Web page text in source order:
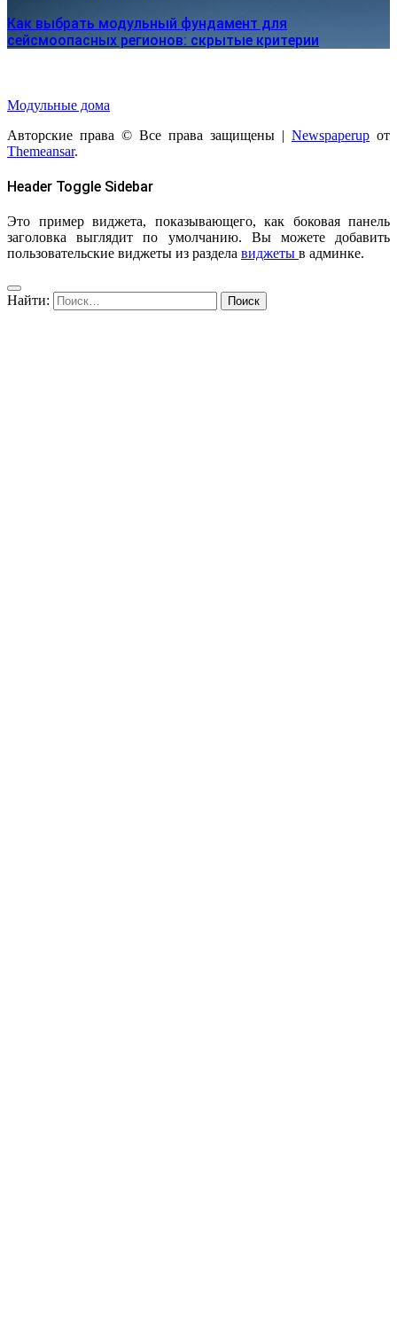
Как выбрать модульный фундамент для
сейсмоопасных регионов: скрытые критерии
Модульные дома
Авторские права © Все права защищены | Newspaperup от
Themeansar.
Header Toggle Sidebar
Это пример виджета, показывающего, как боковая панель
заголовка выглядит по умолчанию. Вы можете добавить
пользовательские виджеты из раздела виджеты в админке.
Найти: